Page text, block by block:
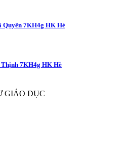
Quyên 7KH4g HK Hè
Thịnh 7KH4g HK Hè
GIÁO DỤC